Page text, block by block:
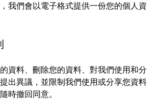
我們會以電子格式提供一份您的個人資
資料、刪除您的資料、對我們使用和分
出異議，並限制我們使用或分享您資料
時撤回同意。